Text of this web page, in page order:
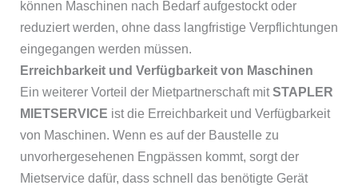
können Maschinen nach Bedarf aufgestockt oder
reduziert werden, ohne dass langfristige Verpflichtungen
eingegangen werden müssen.
Erreichbarkeit und Verfügbarkeit von Maschinen
Ein weiterer Vorteil der Mietpartnerschaft mitSTAPLER
MIETSERVICE ist die Erreichbarkeit und Verfügbarkeit
von Maschinen. Wenn es auf der Baustelle zu
unvorhergesehenen Engpässen kommt, sorgt der
Mietservice dafür, dass schnell das benötigte Gerät